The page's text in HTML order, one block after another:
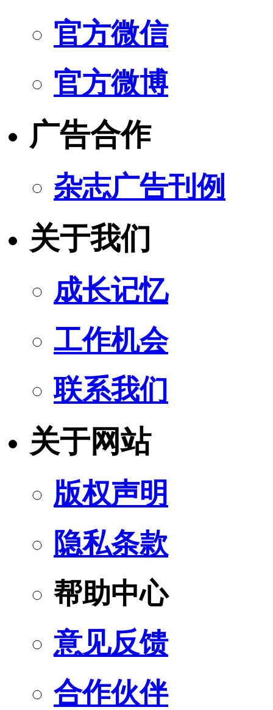
官方微信
官方微博
广告合作
杂志广告刊例
关于我们
成长记忆
工作机会
联系我们
关于网站
版权声明
隐私条款
帮助中心
意见反馈
合作伙伴